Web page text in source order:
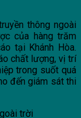
thông ngoài
của hàng trăm
tại Khánh Hòa.
chất lượng, vị trí
trong suốt quá
đến giám sát thi